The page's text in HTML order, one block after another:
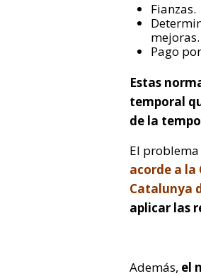
Fianzas.
mejoras.
Pago
Estas
temporal
de la
El
acorde a
Catalunya
aplicar las
Además, el